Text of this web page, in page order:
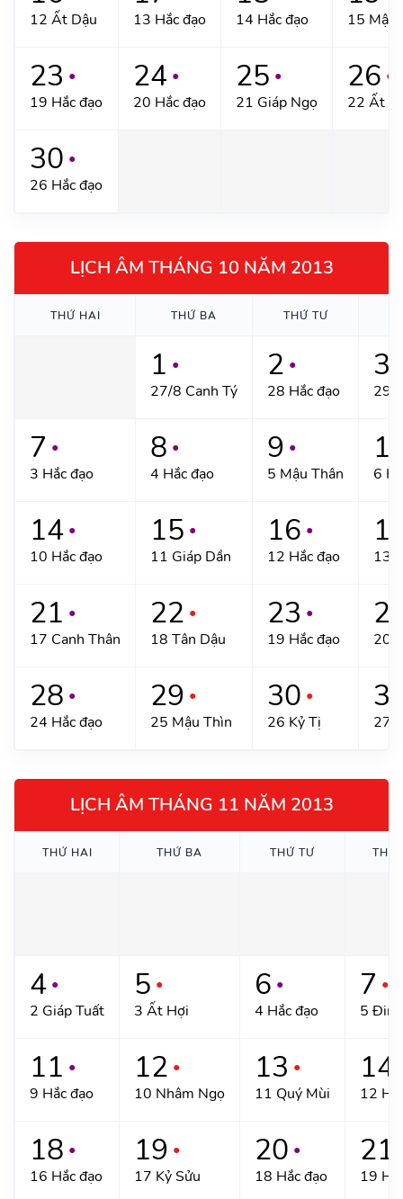
12 Ất Dậu 13 Hắc đạo 14 Hắc đạo 15 Mậu
23 ●
19 Hắc đạo
24 ●
20 Hắc đạo
25 ●
21 Giáp Ngọ
26 ●
22 Ất
30 ●
26 Hắc đạo
LỊCH ÂM THÁNG 10 NĂM 2013
THỨ HAI THỨ BA THỨ TƯ
1 ●
27/8 Canh Tý
2 ●
28 Hắc đạo
3
29
7 ●
3 Hắc đạo
8 ●
4 Hắc đạo
9 ●
5 Mậu Thân 6
14 ●
10 Hắc đạo
15 ●
11 Giáp Dần
16 ●
12 Hắc đạo 13
21 ●
17 Canh Thân
22 ●
18 Tân Dậu
23 ●
19 Hắc đạo 20
28 ●
24 Hắc đạo
29 ●
25 Mậu Thìn
30 ●
26 Kỷ Tị 27
LỊCH ÂM THÁNG 11 NĂM 2013
THỨ HAI THỨ BA THỨ TƯ THỨ
4 ●
2 Giáp Tuất
5 ●
3 Ất Hợi
6 ●
4 Hắc đạo
7 ●
5
11 ●
9 Hắc đạo
12 ●
10 Nhâm Ngọ
13 ●
11 Quý Mùi
14
12
18 ●
16 Hắc đạo
19 ●
17 Kỷ Sửu
20 ●
18 Hắc đạo
21
19